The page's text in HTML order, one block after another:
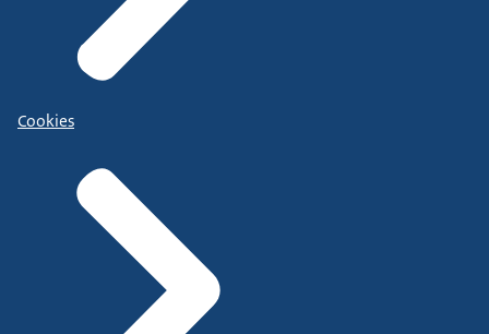
Cookies